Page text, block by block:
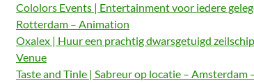
Cololors Events | Entertainment voor iedere
Rotterdam – Animation
Oxalex | Huur een prachtig dwarsgetuigd
Venue
Taste and Tinle | Sabreur op locatie – Amsterdam